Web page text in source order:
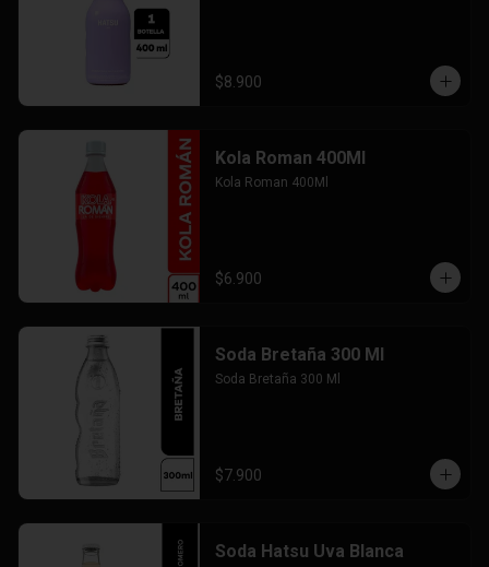
$8.900
Kola Roman 400Ml
Kola Roman 400Ml
$6.900
Soda Bretaña 300 Ml
Soda Bretaña 300 Ml
$7.900
Soda Hatsu Uva Blanca